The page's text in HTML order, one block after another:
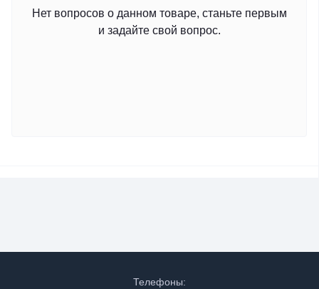
Нет вопросов о данном товаре, станьте первым
и задайте свой вопрос.
Телефоны: